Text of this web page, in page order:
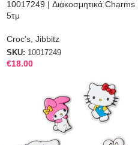
10017249 | Διακοσμητικά Charms
5τμ
Croc’s Jibbitz
SKU: 10017249
€18.00